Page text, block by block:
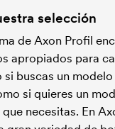
selección
de Axon Profil
apropiados para
si buscas un
si quieres un
necesitas. En